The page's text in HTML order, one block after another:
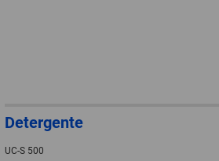
Detergente
UC-S 500